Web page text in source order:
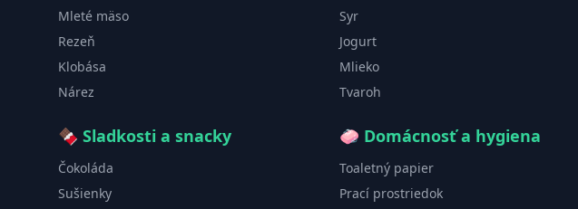
Mleté mäso
Rezeň
Klobása
Nárez
Syr
Jogurt
Mlieko
Tvaroh
🍫 Sladkosti a snacky
Čokoláda
Sušienky
🧼 Domácnosť a hygiena
Toaletný papier
Prací prostriedok